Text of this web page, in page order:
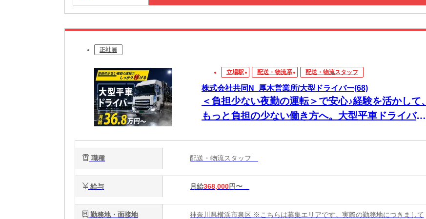
正社員
立場駅 配送・物流系 配送・物流スタッフ
株式会社共同N_厚木営業所/大型ドライバー(68)
＜負担少ない夜勤の運転＞で安心♪経験を活かして、
もっと負担の少ない働き方へ。大型平車ドライバー
職種 配送・物流スタッフ
給与 月給368,000円〜
勤務地・面接地
神奈川県横浜市泉区 ※こちらは募集エリアです。実際の勤務地につきまして